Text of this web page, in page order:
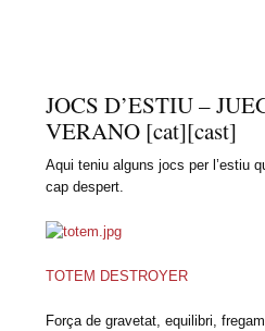
JOCS D’ESTIU –
VERANO [cat][cast]
Aqui teniu alguns jocs per l’estiu
cap despert.
TOTEM DESTROYER
Força de gravetat, equilibri,